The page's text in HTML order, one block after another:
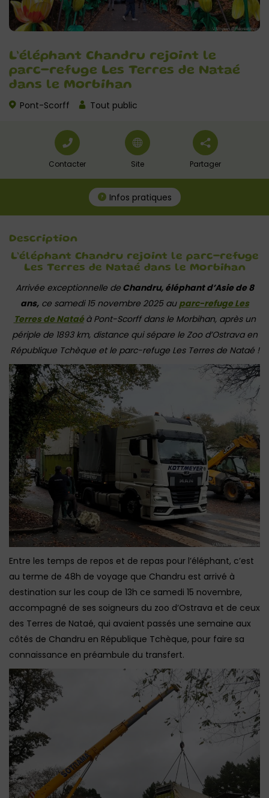
L’éléphant Chandru rejoint le
parc-refuge Les Terres de Nataé
dans le Morbihan
Pont-Scorff Tout public
Contacter Site Partager
Infos pratiques
Description
L’éléphant Chandru rejoint le parc-refuge
Les Terres de Nataé dans le Morbihan
Arrivée exceptionnelle deChandru, éléphant d’Asie de 8
ans,ce samedi 15 novembre 2025 au parc-refuge Les
Terres de Nataé à Pont-Scorff dans le Morbihan, après un
périple de 1893 km, distance qui sépare le Zoo d’Ostrava en
République Tchèque et le parc-refuge Les Terres de Nataé !
Entre les temps de repos et de repas pour l’éléphant, c’est
au terme de 48h de voyage que Chandru est arrivé à
destination sur les coup de 13h ce samedi 15 novembre,
accompagné de ses soigneurs du zoo d’Ostrava et de ceux
des Terres de Nataé, qui avaient passés une semaine aux
côtés de Chandru en République Tchèque, pour faire sa
connaissance en préambule du transfert.